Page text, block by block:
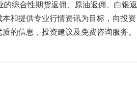
综合性期货返佣、原油返佣、白银返
和提供专业行情资讯为目标，向投资
的信息，投资建议及免费咨询服务。